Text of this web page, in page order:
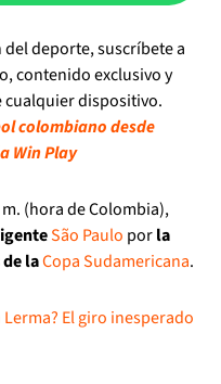
deporte, suscríbete a
contenido exclusivo y
cualquier dispositivo.
colombiano desde
Win Play
(hora de Colombia),
São Paulo porla
laCopa Sudamericana.
El giro inesperado